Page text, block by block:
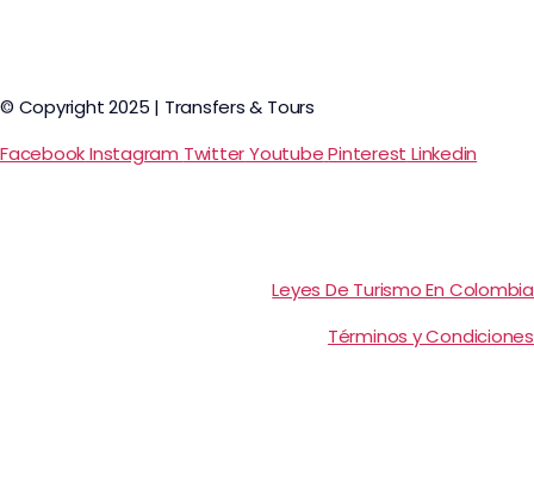
© Copyright 2025 | Transfers & Tours
FacebookInstagram TwitterYoutubePinterest Linkedin
Leyes De Turismo En Colombia
Términos y Condiciones